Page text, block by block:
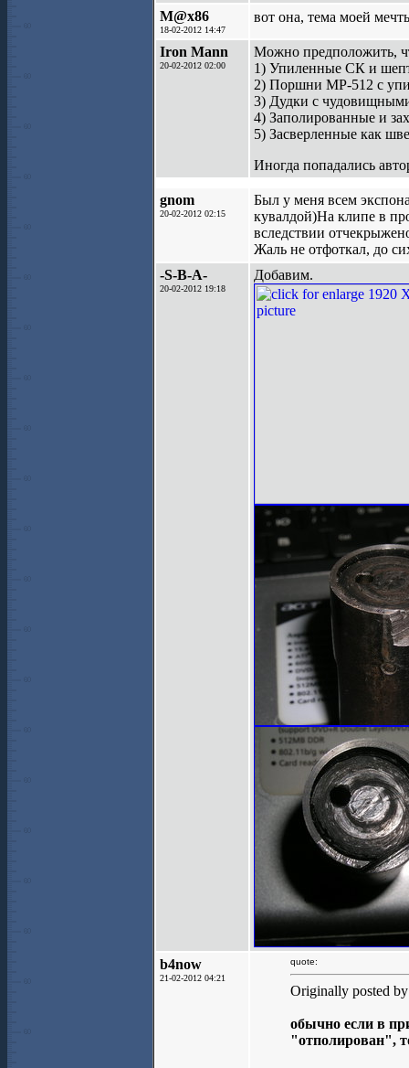
M@x86
18-02-2012 14:47
вот она, тема моей
Iron Mann
20-02-2012 02:00
Можно предположить,
1) Упиленные СК и
2) Поршни МР-512 с
3) Дудки с
4) Заполированные и
5) Засверленные как
Иногда попадались
gnom
20-02-2012 02:15
Был у меня всем
кувалдой)На клипе в
вследствии
Жаль не отфоткал, до
-S-B-A-
20-02-2012 19:18
Добавим.
b4now
21-02-2012 04:21
quote:
Originally posted
обычно если в
"отполирован",